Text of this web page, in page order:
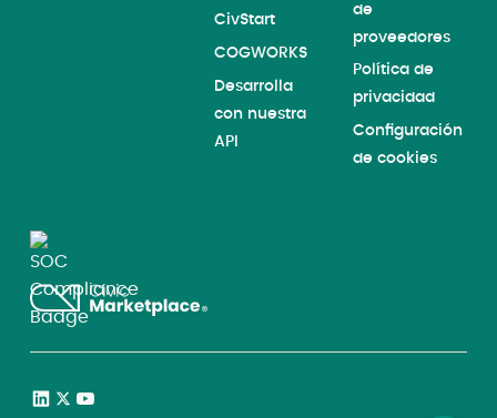
CivStart
COGWORKS
Desarrolla
con nuestra
API
de
proveedores
Política de
privacidad
Configuración
de cookies